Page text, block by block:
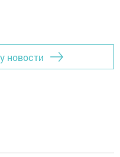
новости